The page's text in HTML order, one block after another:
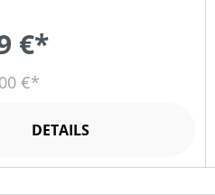
€*
€*
DETAILS